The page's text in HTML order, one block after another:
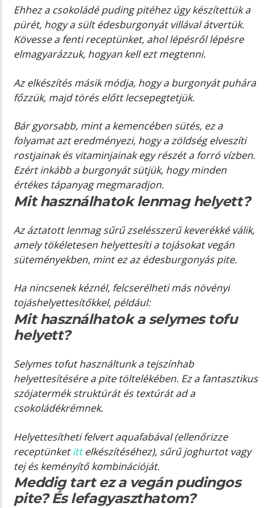
Ehhez a csokoládé puding pitéhez úgy készítettük a
pürét, hogy a sült édesburgonyát villával átvertük.
Kövesse a fenti receptünket, ahol lépésről lépésre
elmagyarázzuk, hogyan kell ezt megtenni.
Az elkészítés másik módja, hogy a burgonyát puhára
főzzük, majd törés előtt lecsepegtetjük.
Bár gyorsabb, mint a kemencében sütés, ez a
folyamat azt eredményezi, hogy a zöldség elveszíti
rostjainak és vitaminjainak egy részét a forró vízben.
Ezért inkább a burgonyát sütjük, hogy minden
értékes tápanyag megmaradjon.
Mit használhatok lenmag helyett?
Az áztatott lenmag sűrű zselésszerű keverékké válik,
amely tökéletesen helyettesíti a tojásokat vegán
süteményekben, mint ez az édesburgonyás pite.
Ha nincsenek kéznél, felcserélheti más növényi
tojáshelyettesítőkkel, például:
Mit használhatok a selymes tofu
helyett?
Selymes tofut használtunk a tejszínhab
helyettesítésére a pite töltelékében. Ez a fantasztikus
szójatermék struktúrát és textúrát ad a
csokoládékrémnek.
Helyettesítheti felvert aquafabával (ellenőrizze
receptünketittelkészítéséhez), sűrű joghurtot vagy
tej és keményítő kombinációját.
Meddig tart ez a vegán pudingos
pite? És lefagyaszthatom?